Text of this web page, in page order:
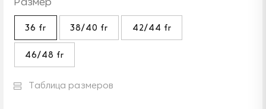
36 fr 38/40 fr 42/44 fr
46/48 fr
Таблица размеров